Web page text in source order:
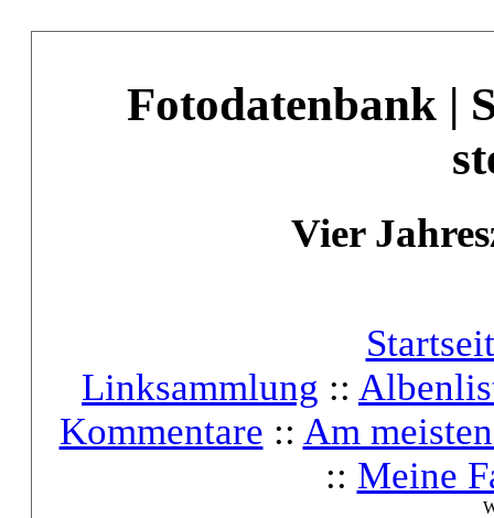
Fotodatenbank |
Vier
Linksammlung ::
Kommentare :: Am
:: Meine